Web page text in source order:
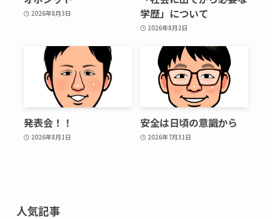
2026年8月3日
学歴」について
2026年8月2日
発表会！！
2026年8月1日
安全は日頃の意識から
2026年7月31日
人気記事